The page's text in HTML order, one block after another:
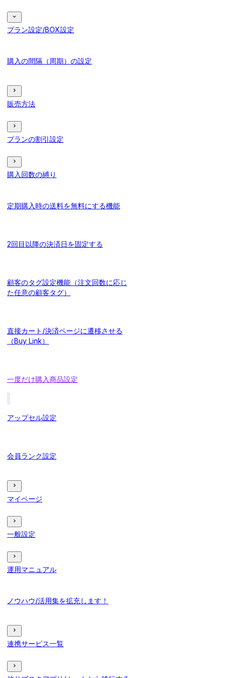
プラン設定/BOX設定
購入の間隔（周期）の設定
販売方法
プランの割引設定
購入回数の縛り
定期購入時の送料を無料にする機能
2回目以降の決済日を固定する
顧客のタグ設定機能（注文回数に応じ
た任意の顧客タグ）
直接カート/決済ページに遷移させる
（Buy Link）
一度だけ購入商品設定
アップセル設定
会員ランク設定
マイページ
一般設定
運用マニュアル
ノウハウ/活用集を拡充します！
連携サービス一覧